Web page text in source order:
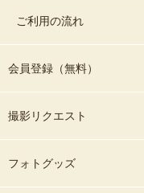
ご利用の流れ
会員登録（無料）
撮影リクエスト
フォトグッズ